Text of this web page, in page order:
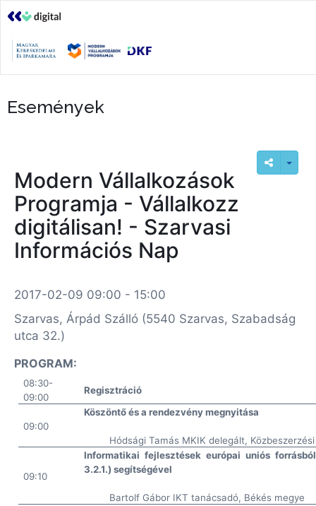
Események
Modern Vállalkozások
Programja - Vállalkozz
digitálisan! - Szarvasi
Információs Nap
2017-02-09 09:00 - 15:00
Szarvas, Árpád Szálló (5540 Szarvas, Szabadság
utca 32.)
PROGRAM:
08:30-
09:00
Regisztráció
09:00
Köszöntő és a rendezvény megnyitása
Hódsági Tamás MKIK delegált,
09:10
Informatikai fejlesztések európai uniós
3.2.1.) segítségével
Bartolf Gábor IKT tanácsadó, Békés megye